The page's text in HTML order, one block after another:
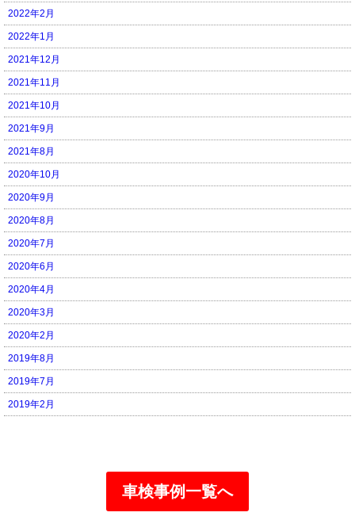
2022年2月
2022年1月
2021年12月
2021年11月
2021年10月
2021年9月
2021年8月
2020年10月
2020年9月
2020年8月
2020年7月
2020年6月
2020年4月
2020年3月
2020年2月
2019年8月
2019年7月
2019年2月
車検事例一覧へ